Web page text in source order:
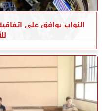
النواب يوافق على